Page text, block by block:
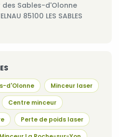
des Sables-d'Olonne
85100 LES SABLES
d'Olonne Minceur laser
Centre minceur
Perte de poids laser